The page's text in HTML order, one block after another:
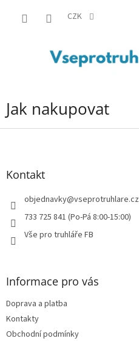
CZK
Jak nakupovat
Z
Kontakt
objednavky@vseprotruhlare.cz
733 725 841 (Po-Pá 8:00-15:00)
Vše pro truhláře FB
Informace pro vás
Doprava a platba
Kontakty
Obchodní podmínky